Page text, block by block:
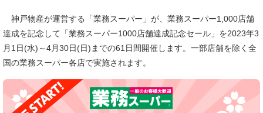
神戸物産が運営する「業務スーパー」が、業務スーパー1,000店舗
達成を記念して「業務スーパー1000店舗達成記念セール」を2023年3
月1日(水)～4月30日(日)までの61日間開催します。一部店舗を除く全
国の業務スーパー各店で実施されます。